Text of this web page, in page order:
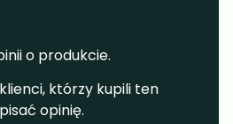
o produkcie.
którzy kupili ten
opinię.